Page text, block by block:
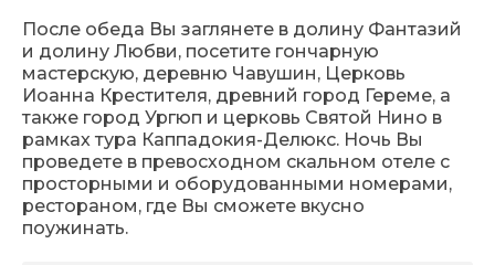
После обеда Вы заглянете в долину Фантазий
и долину Любви, посетите гончарную
мастерскую, деревню Чавушин, Церковь
Иоанна Крестителя, древний город Гереме, а
также город Ургюп и церковь Святой Нино в
рамках тура Каппадокия-Делюкс. Ночь Вы
проведете в превосходном скальном отеле с
просторными и оборудованными номерами,
рестораном, где Вы сможете вкусно
поужинать.